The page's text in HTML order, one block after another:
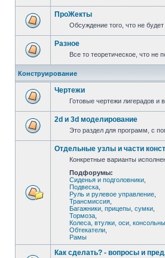
ПроЖекты
Обсуждение того, что не
Разное
Все то теоретическое, что
Конструирование
Чертежи
Готовые чертежи лигерадов и
2d и 3d моделирование
Это раздел для программ, с
Отдельные узлы и части
Конкретные варианты
Подфорумы:
Сиденья и подголовники
Подвеска
Руль и рулевое управление
Трансмиссия
Багажники, прицепы, сумки
Тормоза
Колеса, втулки, оси,
Обтекатели
Рамы
Как сделать? - вопросы и